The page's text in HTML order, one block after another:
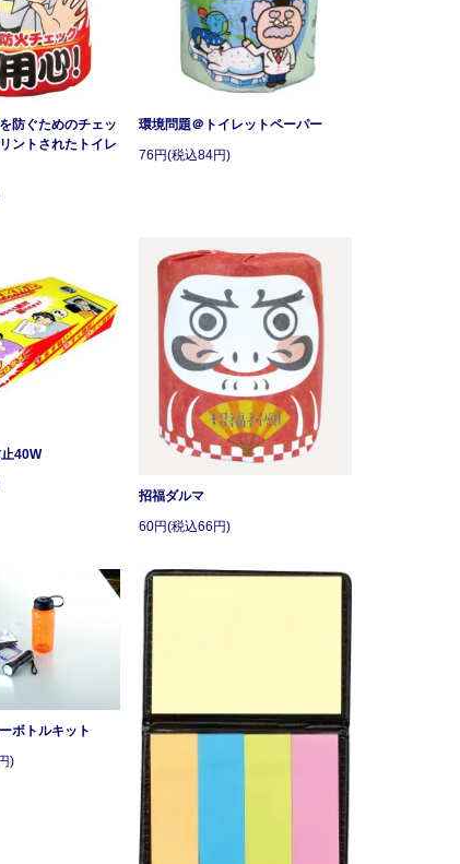
防ぐためのチェッ
ントされたトイレ
環境問題＠トイレットペーパー
76円(税込84円)
40W
招福ダルマ
60円(税込66円)
ボトルキット
)